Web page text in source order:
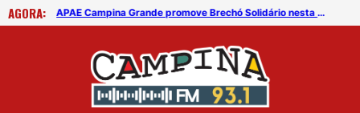
AGORA:
APAE Campina Grande promove Brechó Solidário nesta terça (12) APAE Campina Grande promove Brechó Solidário nesta terça (12)